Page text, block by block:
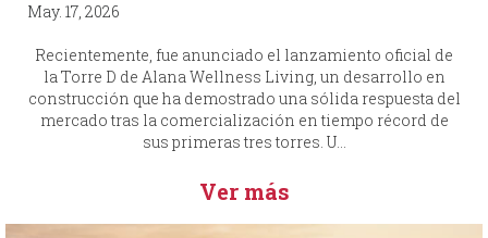
May. 17, 2026
Recientemente, fue anunciado el lanzamiento oficial de
la Torre D de Alana Wellness Living, un desarrollo en
construcción que ha demostrado una sólida respuesta del
mercado tras la comercialización en tiempo récord de
sus primeras tres torres. U...
Ver más